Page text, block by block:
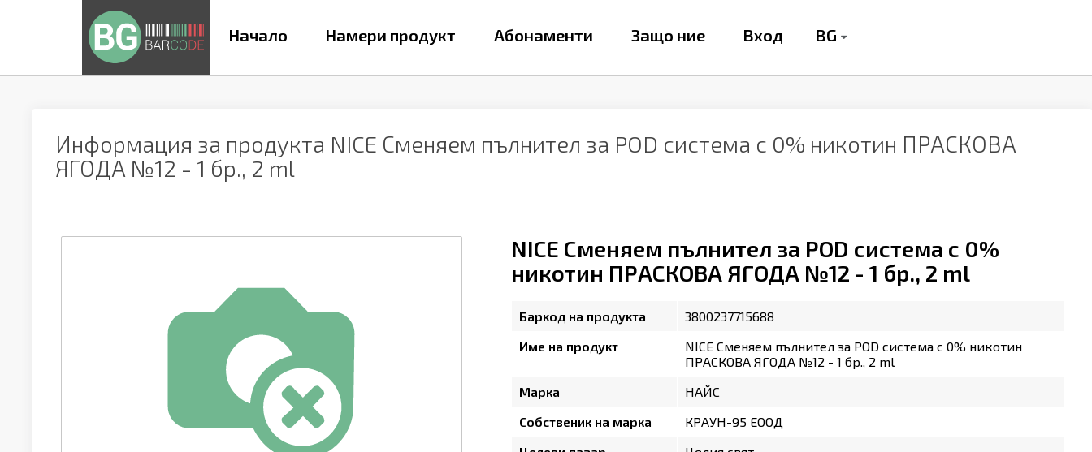
Начало Намери продукт Абонаменти Защо ние Вход BG
Информация за продукта NICE Сменяем пълнител за POD система с 0% никотин ПРАСКОВА
ЯГОДА №12 - 1 бр., 2 ml
NICE Сменяем пълнител за POD система с 0%
никотин ПРАСКОВА ЯГОДА №12 - 1 бр., 2 ml
Баркод на продукта
3800237715688
Име на продукт
NICE Сменяем пълнител за POD система с 0% никотин
ПРАСКОВА ЯГОДА №12 - 1 бр., 2 ml
Марка
НАЙС
Собственик на марка
КРАУН-95 ЕООД